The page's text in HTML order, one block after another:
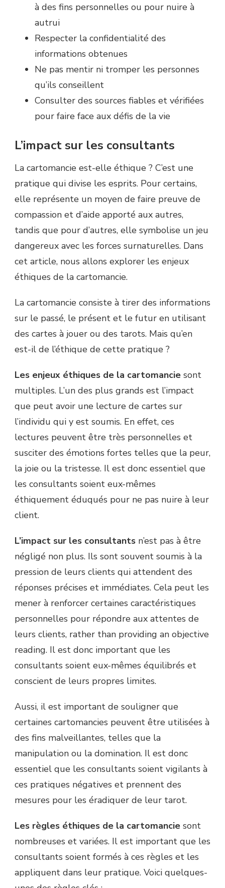
à des fins personnelles ou pour nuire à
autrui
Respecter la confidentialité des
informations obtenues
Ne pas mentir ni tromper les personnes
qu’ils conseillent
Consulter des sources fiables et vérifiées
pour faire face aux défis de la vie
L’impact sur les consultants
La cartomancie est-elle éthique ? C’est une
pratique qui divise les esprits. Pour certains,
elle représente un moyen de faire preuve de
compassion et d’aide apporté aux autres,
tandis que pour d’autres, elle symbolise un jeu
dangereux avec les forces surnaturelles. Dans
cet article, nous allons explorer les enjeux
éthiques de la cartomancie.
La cartomancie consiste à tirer des informations
sur le passé, le présent et le futur en utilisant
des cartes à jouer ou des tarots. Mais qu’en
est-il de l’éthique de cette pratique ?
Les enjeux éthiques de la cartomancie sont
multiples. L’un des plus grands est l’impact
que peut avoir une lecture de cartes sur
l’individu qui y est soumis. En effet, ces
lectures peuvent être très personnelles et
susciter des émotions fortes telles que la peur,
la joie ou la tristesse. Il est donc essentiel que
les consultants soient eux-mêmes
éthiquement éduqués pour ne pas nuire à leur
client.
L’impact sur les consultants n’est pas à être
négligé non plus. Ils sont souvent soumis à la
pression de leurs clients qui attendent des
réponses précises et immédiates. Cela peut les
mener à renforcer certaines caractéristiques
personnelles pour répondre aux attentes de
leurs clients, rather than providing an objective
reading. Il est donc important que les
consultants soient eux-mêmes équilibrés et
conscient de leurs propres limites.
Aussi, il est important de souligner que
certaines cartomancies peuvent être utilisées à
des fins malveillantes, telles que la
manipulation ou la domination. Il est donc
essentiel que les consultants soient vigilants à
ces pratiques négatives et prennent des
mesures pour les éradiquer de leur tarot.
Les règles éthiques de la cartomancie sont
nombreuses et variées. Il est important que les
consultants soient formés à ces règles et les
appliquent dans leur pratique. Voici quelques-